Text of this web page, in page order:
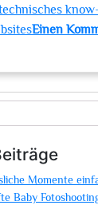
Einen
Momente
Baby